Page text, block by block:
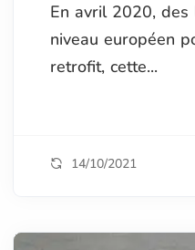
En avril 2020, des
niveau européen
retrofit, cette...
14/10/2021